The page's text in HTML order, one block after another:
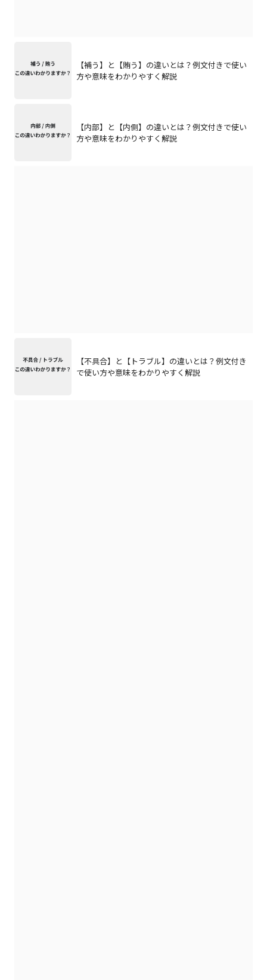
【補う】と【賄う】の違いとは？例文付きで使い
方や意味をわかりやすく解説
【内部】と【内側】の違いとは？例文付きで使い
方や意味をわかりやすく解説
【不具合】と【トラブル】の違いとは？例文付き
で使い方や意味をわかりやすく解説